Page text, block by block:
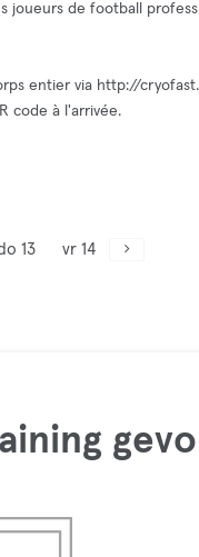
de football
entier via http://
code à l'arrivée.
13 vr 14